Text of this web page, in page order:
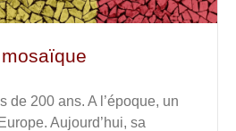
de 200 ans. A l’époque, un
Aujourd’hui, sa